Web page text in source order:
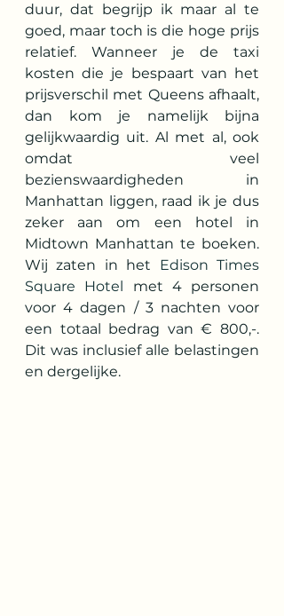
duur, dat begrijp ik maar al te
goed, maar toch is die hoge prijs
relatief. Wanneer je de taxi
kosten die je bespaart van het
prijsverschil met Queens afhaalt,
dan kom je namelijk bijna
gelijkwaardig uit. Al met al, ook
omdat veel
bezienswaardigheden in
Manhattan liggen, raad ik je dus
zeker aan om een hotel in
Midtown Manhattan te boeken.
Wij zaten in het Edison Times
Square Hotel met 4 personen
voor 4 dagen / 3 nachten voor
een totaal bedrag van € 800,-.
Dit was inclusief alle belastingen
en dergelijke.